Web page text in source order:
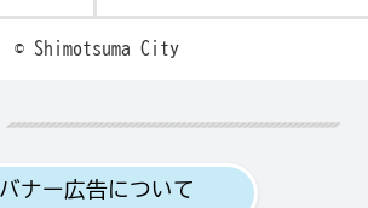
© Shimotsuma City
バナー広告について